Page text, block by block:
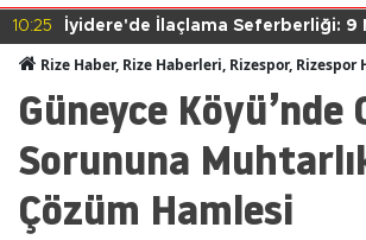
10:25
İyidere'de İlaçlama Seferberliği: 9
Rize Haber, Rize Haberleri, Rizespor,
Güneyce
Sorununa
Çözüm Hamlesi